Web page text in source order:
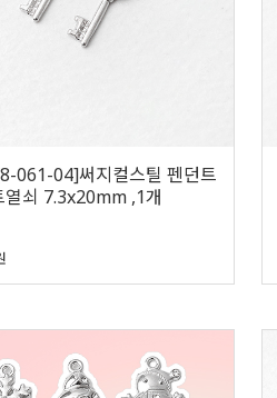
061-04]써지컬스틸 펜던트
열쇠 7.3x20mm ,1개